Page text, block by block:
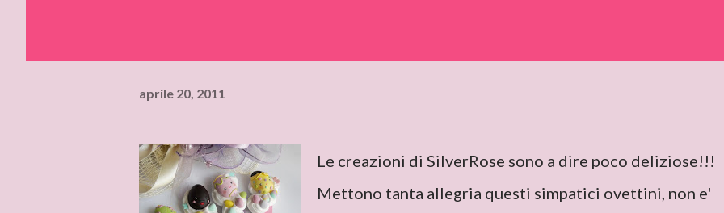
aprile 20, 2011
Le creazioni di SilverRose sono a dire poco deliziose!!!
Mettono tanta allegria questi simpatici ovettini, non e'